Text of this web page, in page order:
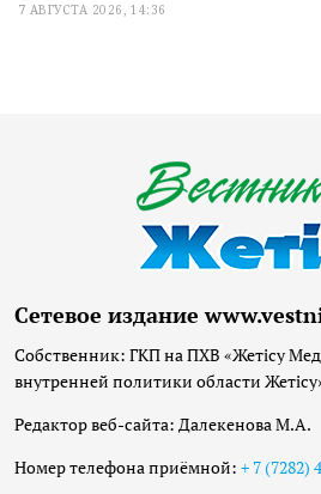
7 АВГУСТА 2026, 14:36
Сетевое издание
Собственник: ГКП на ПХВ «Жетісу
внутренней политики области
Редактор веб-сайта: Далекенова М.А.
Номер телефона приёмной: + 7 (7282)